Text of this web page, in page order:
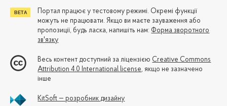
Портал працює у тестовому режимі. Окремі функції
можуть не працювати. Якщо ви маєте зауваження або
пропозиції, будь ласка, напишіть нам: Форма зворотного
зв'язку
Весь контент доступний за ліцензією Creative Commons
Attribution 4.0 International license, якщо не зазначено
інше
KitSoft — розробник дизайну